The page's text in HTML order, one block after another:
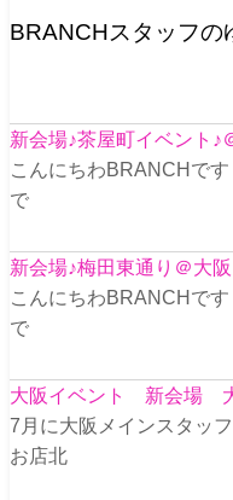
BRANCHスタッフの
新会場♪茶屋町イベント♪
こんにちわBRANCHで
で
新会場♪梅田東通り＠大阪
こんにちわBRANCHで
で
大阪イベント 新会場
7月に大阪メインスタッ
お店北